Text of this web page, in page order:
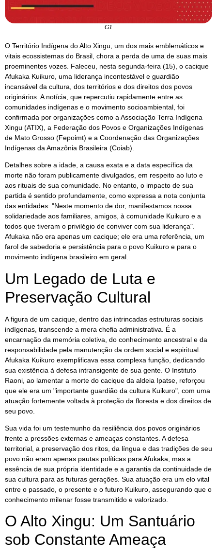
G1
O Território Indígena do Alto Xingu, um dos mais emblemáticos e
vitais ecossistemas do Brasil, chora a perda de uma de suas mais
proeminentes vozes. Faleceu, nesta segunda-feira (15), o cacique
Afukaka Kuikuro, uma liderança incontestável e guardião
incansável da cultura, dos territórios e dos direitos dos povos
originários. A notícia, que repercutiu rapidamente entre as
comunidades indígenas e o movimento socioambiental, foi
confirmada por organizações como a Associação Terra Indígena
Xingu (ATIX), a Federação dos Povos e Organizações Indígenas
de Mato Grosso (Fepoimt) e a Coordenação das Organizações
Indígenas da Amazônia Brasileira (Coiab).
Detalhes sobre a idade, a causa exata e a data específica da
morte não foram publicamente divulgados, em respeito ao luto e
aos rituais de sua comunidade. No entanto, o impacto de sua
partida é sentido profundamente, como expressa a nota conjunta
das entidades: "Neste momento de dor, manifestamos nossa
solidariedade aos familiares, amigos, à comunidade Kuikuro e a
todos que tiveram o privilégio de conviver com sua liderança".
Afukaka não era apenas um cacique; ele era uma referência, um
farol de sabedoria e persistência para o povo Kuikuro e para o
movimento indígena brasileiro em geral.
Um Legado de Luta e
Preservação Cultural
A figura de um cacique, dentro das intrincadas estruturas sociais
indígenas, transcende a mera chefia administrativa. É a
encarnação da memória coletiva, do conhecimento ancestral e da
responsabilidade pela manutenção da ordem social e espiritual.
Afukaka Kuikuro exemplificava essa complexa função, dedicando
sua existência à defesa intransigente de sua gente. O Instituto
Raoni, ao lamentar a morte do cacique da aldeia Ipatse, reforçou
que ele era um "importante guardião da cultura Kuikuro", com uma
atuação fortemente voltada à proteção da floresta e dos direitos de
seu povo.
Sua vida foi um testemunho da resiliência dos povos originários
frente a pressões externas e ameaças constantes. A defesa
territorial, a preservação dos ritos, da língua e das tradições de seu
povo não eram apenas pautas políticas para Afukaka, mas a
essência de sua própria identidade e a garantia da continuidade de
sua cultura para as futuras gerações. Sua atuação era um elo vital
entre o passado, o presente e o futuro Kuikuro, assegurando que o
conhecimento milenar fosse transmitido e valorizado.
O Alto Xingu: Um Santuário
sob Constante Ameaça